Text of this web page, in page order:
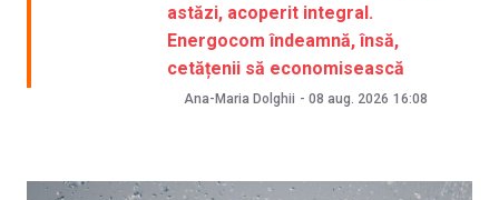
astăzi, acoperit integral.
Energocom îndeamnă, însă,
cetățenii să economisească
Ana-Maria Dolghii - 08 aug. 2026 16:08